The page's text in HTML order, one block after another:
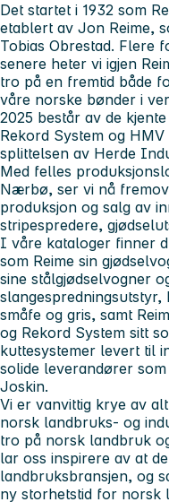
Det startet i 1932 som
etablert av Jon Reime,
Tobias Obrestad. Flere
senere heter vi igjen
tro på en fremtid både
våre norske bønder i
2025 består av de
Rekord System og
splittelsen av Herde
Med felles
Nærbø, ser vi nå
produksjon og salg av
stripespredere,
I våre kataloger finner
som Reime sin
sine stålgjødselvogner
slangespredningsutstyr,
småfe og gris, samt
og Rekord System sitt
kuttesystemer levert til
solide leverandører
Joskin.
Vi er vanvittig krye av
norsk landbruks- og
tro på norsk landbruk
lar oss inspirere av at
landbruksbransjen, og
ny storhetstid for norsk